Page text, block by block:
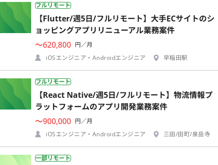
フルリモート
【Flutter/週5日/フルリモート】大手ECサイトのシ
ョッピングアプリリニューアル業務案件
〜620,800 円／月
iOSエンジニア・Androidエンジニア
早稲田駅
フルリモート
【React Native/週5日/フルリモート】物流情報プ
ラットフォームのアプリ開発業務案件
〜900,000 円／月
iOSエンジニア・Androidエンジニア
三田/田町/泉岳寺
一部リモート